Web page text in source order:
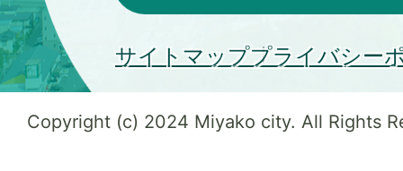
サイトマッププライバシー
Copyright (c) 2024 Miyako city. All Rights